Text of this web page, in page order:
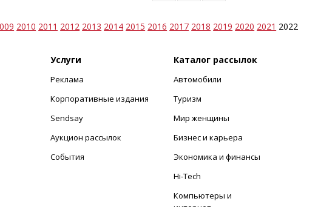
2010 2011 2012 2013 2014 2015 2016 2017 2018 2019 2020 2021 2022
Услуги
Реклама
Корпоративные издания
Sendsay
Аукцион рассылок
События
Каталог рассылок
Автомобили
Туризм
Мир женщины
Бизнес и карьера
Экономика и финансы
Hi-Tech
Компьютеры и